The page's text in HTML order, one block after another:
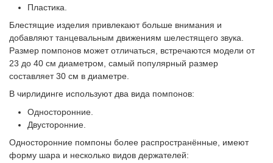
Пластика.
Блестящие изделия привлекают больше внимания и
добавляют танцевальным движениям шелестящего звука.
Размер помпонов может отличаться, встречаются модели от
23 до 40 см диаметром, самый популярный размер
составляет 30 см в диаметре.
В чирлидинге используют два вида помпонов:
Односторонние.
Двусторонние.
Односторонние помпоны более распространённые, имеют
форму шара и несколько видов держателей: